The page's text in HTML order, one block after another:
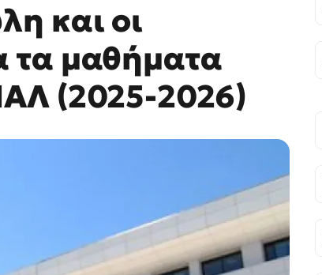
και οι
τα μαθήματα
(2025-2026)